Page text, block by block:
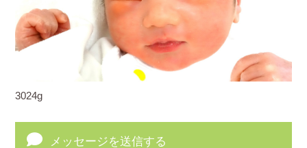
3024g
メッセージを送信する